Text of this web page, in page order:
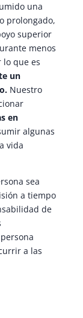
una
prolongado,
superior
menos
que es
un
Nuestro
en
algunas
vida
sea
a tiempo
de
a las